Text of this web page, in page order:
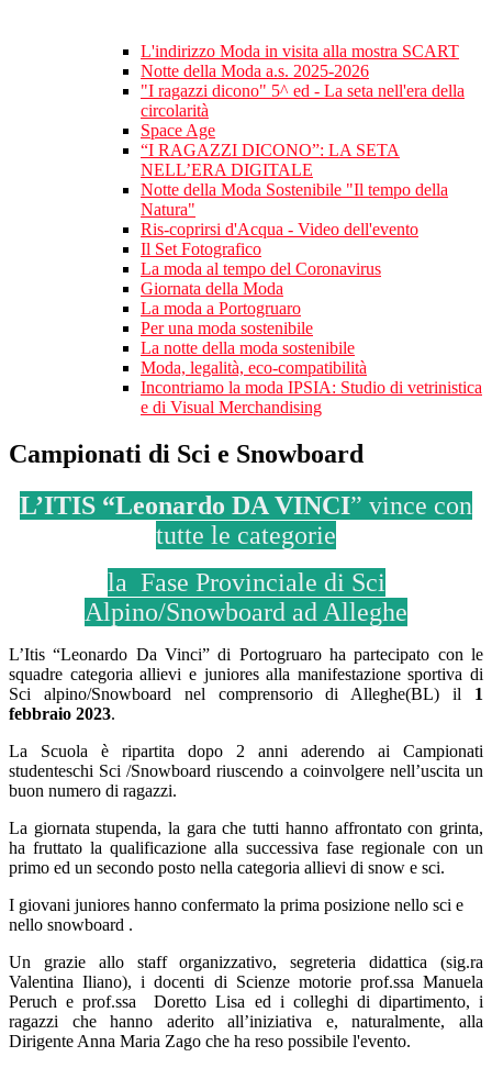
L'indirizzo Moda in visita alla mostra SCART
Notte della Moda a.s. 2025-2026
"I ragazzi dicono" 5^ ed - La seta nell'era della
circolarità
Space Age
“I RAGAZZI DICONO”: LA SETA
NELL’ERA DIGITALE
Notte della Moda Sostenibile "Il tempo della
Natura"
Ris-coprirsi d'Acqua - Video dell'evento
Il Set Fotografico
La moda al tempo del Coronavirus
Giornata della Moda
La moda a Portogruaro
Per una moda sostenibile
La notte della moda sostenibile
Moda, legalità, eco-compatibilità
Incontriamo la moda IPSIA: Studio di vetrinistica
e di Visual Merchandising
Campionati di Sci e Snowboard
L’ITIS “Leonardo DA VINCI” vince con
tutte le categorie
la Fase Provinciale di Sci
Alpino/Snowboard ad Alleghe
L’Itis “Leonardo Da Vinci” di Portogruaro ha partecipato con le
squadre categoria allievi e juniores alla manifestazione sportiva di
Sci alpino/Snowboard nel comprensorio di Alleghe(BL) il 1
febbraio 2023.
La Scuola è ripartita dopo 2 anni aderendo ai Campionati
studenteschi Sci /Snowboard riuscendo a coinvolgere nell’uscita un
buon numero di ragazzi.
La giornata stupenda, la gara che tutti hanno affrontato con grinta,
ha fruttato la qualificazione alla successiva fase regionale con un
primo ed un secondo posto nella categoria allievi di snow e sci.
I giovani juniores hanno confermato la prima posizione nello sci e
nello snowboard .
Un grazie allo staff organizzativo, segreteria didattica (sig.ra
Valentina Iliano), i docenti di Scienze motorie prof.ssa Manuela
Peruch e prof.ssa Doretto Lisa ed i colleghi di dipartimento, i
ragazzi che hanno aderito all’iniziativa e, naturalmente, alla
Dirigente Anna Maria Zago che ha reso possibile l'evento.